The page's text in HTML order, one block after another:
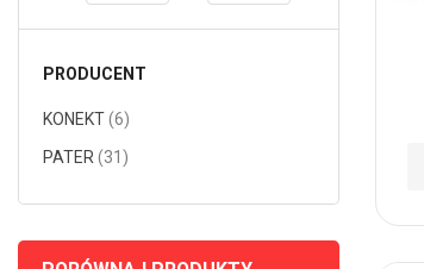
PRODUCENT
KONEKT 6przedmiotów
PATER 31przedmiotów